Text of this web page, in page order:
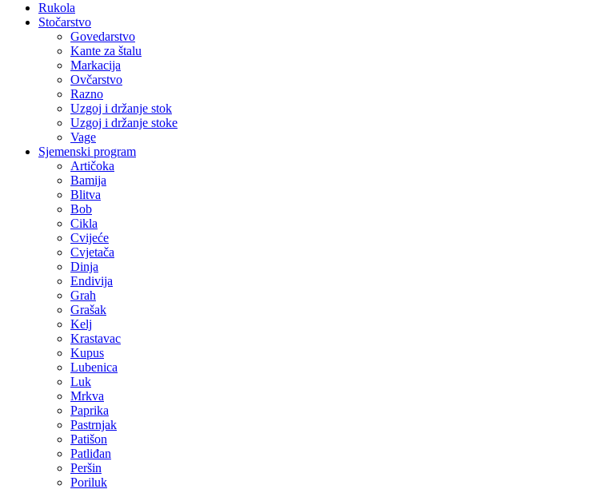
Rukola
Stočarstvo
Govedarstvo
Kante za štalu
Markacija
Ovčarstvo
Razno
Uzgoj i držanje stok
Uzgoj i držanje stoke
Vage
Sjemenski program
Artičoka
Bamija
Blitva
Bob
Cikla
Cvijeće
Cvjetača
Dinja
Endivija
Grah
Grašak
Kelj
Krastavac
Kupus
Lubenica
Luk
Mrkva
Paprika
Pastrnjak
Patišon
Patliđan
Peršin
Poriluk